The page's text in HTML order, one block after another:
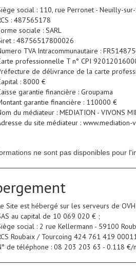
social : 110, rue Perronet - Neuilly-
: 487565178
sociale : SARL
: 48756517800026
TVA Intracommunautaire :
professionnelle T n° CPI
de délivrance de la carte
: 8000 €
garantie financière : Groupama
garantie financière : 110000 €
du médiateur : MEDIATION - VIVONS
du site médiateur :
ne sont pas disponibles pour
Site est hébergé sur les serveurs de
au capital de 10 069 020 € ;
social : 2 rue Kellermann - 59100
Roubaix / Tourcoing 424 761 419
de téléphone : 08 203 203 63 - 0.118 €/